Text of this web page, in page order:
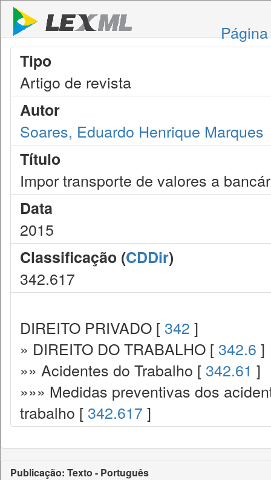
Tipo
Artigo de revista
Autor
Soares, Eduardo Henrique Marques
Título
Impor transporte de valores a
Data
2015
Classificação (CDDir)
342.617
DIREITO PRIVADO [ 342 ]
» DIREITO DO TRABALHO [ 342.6 ]
»» Acidentes do Trabalho [ 342.61 ]
»»» Medidas preventivas dos
trabalho [ 342.617 ]
Publicação: Texto - Português